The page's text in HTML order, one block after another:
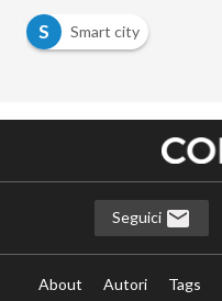
S
Smart city
Seguici
About Autori Tags